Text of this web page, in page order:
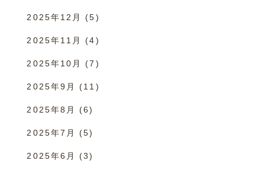
2025年12月 (5)
2025年11月 (4)
2025年10月 (7)
2025年9月 (11)
2025年8月 (6)
2025年7月 (5)
2025年6月 (3)